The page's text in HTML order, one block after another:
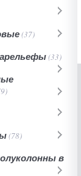
(37)
(33)
(78)
в